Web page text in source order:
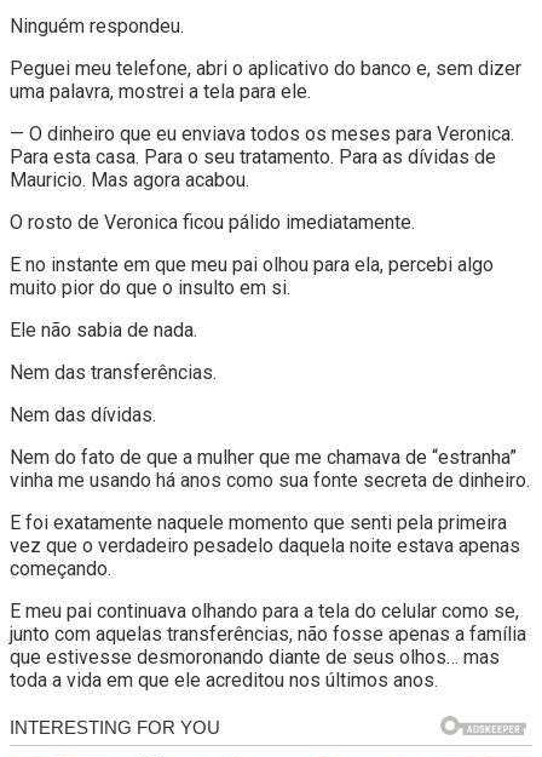
Ninguém respondeu.
Peguei meu telefone, abri o aplicativo do banco e, sem dizer
uma palavra, mostrei a tela para ele.
— O dinheiro que eu enviava todos os meses para Veronica.
Para esta casa. Para o seu tratamento. Para as dívidas de
Mauricio. Mas agora acabou.
O rosto de Veronica ficou pálido imediatamente.
E no instante em que meu pai olhou para ela, percebi algo
muito pior do que o insulto em si.
Ele não sabia de nada.
Nem das transferências.
Nem das dívidas.
Nem do fato de que a mulher que me chamava de “estranha”
vinha me usando há anos como sua fonte secreta de dinheiro.
E foi exatamente naquele momento que senti pela primeira
vez que o verdadeiro pesadelo daquela noite estava apenas
começando.
E meu pai continuava olhando para a tela do celular como se,
junto com aquelas transferências, não fosse apenas a família
que estivesse desmoronando diante de seus olhos… mas
toda a vida em que ele acreditou nos últimos anos.